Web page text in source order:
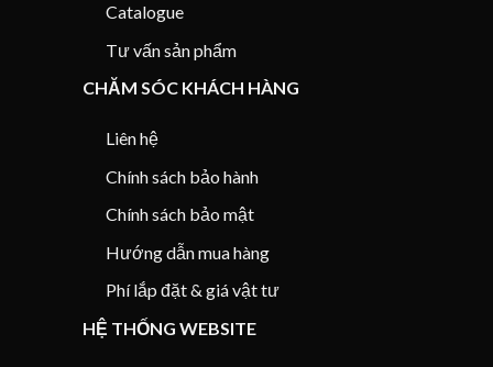
Catalogue
Tư vấn sản phẩm
CHĂM SÓC KHÁCH HÀNG
Liên hệ
Chính sách bảo hành
Chính sách bảo mật
Hướng dẫn mua hàng
Phí lắp đặt & giá vật tư
HỆ THỐNG WEBSITE